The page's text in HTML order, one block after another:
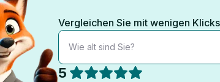
Vergleichen Sie mit wenigen
Wie alt sind Sie?
5